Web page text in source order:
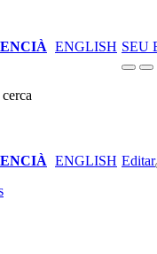
ENGLISH SEU
ENGLISH Editar